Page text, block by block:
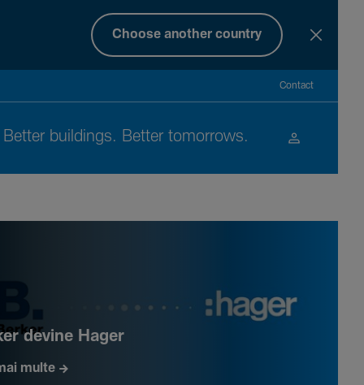
Choose another country
Contact
Better buil­dings. Better tomor­rows.
devine Hager
multe